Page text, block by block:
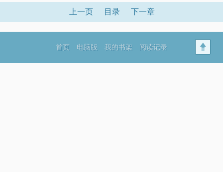
上一页 目录 下一章
首页 电脑版 我的书架 阅读记录